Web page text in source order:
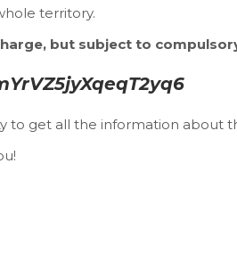
territory.
but subject to
to get all the information about